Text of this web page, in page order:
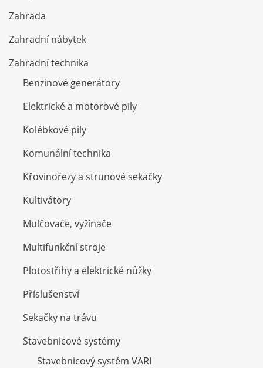
Zahrada
Zahradní nábytek
Zahradní technika
Benzinové generátory
Elektrické a motorové pily
Kolébkové pily
Komunální technika
Křovinořezy a strunové sekačky
Kultivátory
Mulčovače, vyžínače
Multifunkční stroje
Plotostřihy a elektrické nůžky
Příslušenství
Sekačky na trávu
Stavebnicové systémy
Stavebnicový systém VARI